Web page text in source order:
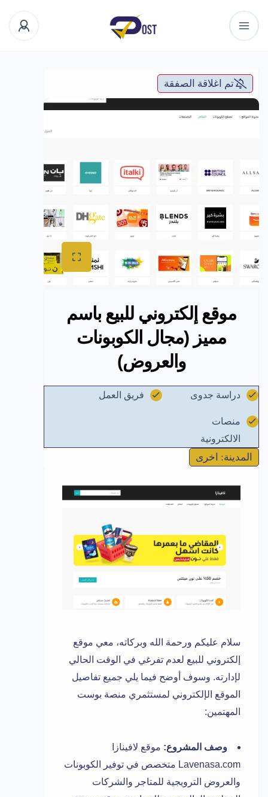
تم اغلاقة الصفقة
موقع إلكتروني للبيع باسم
مميز (مجال الكوبونات
والعروض)
دراسة جدوى فريق العمل
منصات
الالكترونية
المدينة: اخرى
سلام عليكم ورحمة الله وبركاته، معي موقع
إلكتروني للبيع لعدم تفرغي في الوقت الحالي
لإدارته. وسوف أوضح فيما يلي جميع تفاصيل
الموقع الإلكتروني لمستثمري منصة بوست
المهتمين:
وصف المشروع: موقع لافينازا
Lavenasa.com متخصص في توفير الكوبونات
والعروض الترويجية للمتاجر والشركات